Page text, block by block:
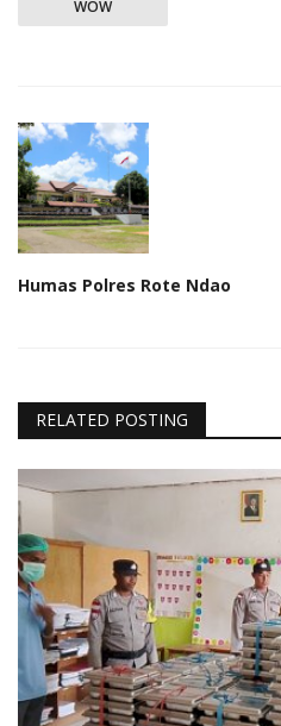
WOW
Humas Polres Rote Ndao
RELATED POSTING